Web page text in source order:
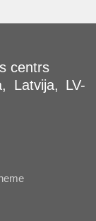
centrs
Latvija, LV-